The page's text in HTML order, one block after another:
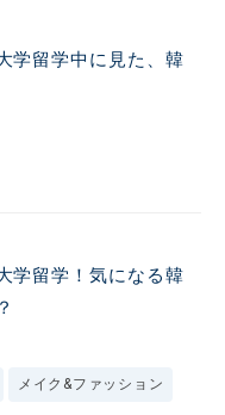
学留学中に見た、韓
学留学！気になる韓
メイク&ファッション